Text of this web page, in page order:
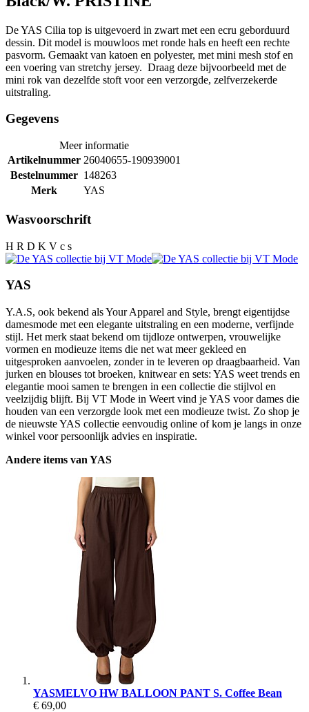
De YAS Cilia top is uitgevoerd in zwart met een ecru geborduurd
dessin. Dit model is mouwloos met ronde hals en heeft een rechte
pasvorm. Gemaakt van katoen en polyester, met mini mesh stof en
een voering van stretchy jersey. Draag deze bijvoorbeeld met de
mini rok van dezelfde stoft voor een verzorgde, zelfverzekerde
uitstraling.
Gegevens
Meer informatie
Artikelnummer 26040655-190939001
Bestelnummer 148263
Merk
YAS
Wasvoorschrift
H R D K V c s
YAS
Y.A.S, ook bekend als Your Apparel and Style, brengt eigentijdse
damesmode met een elegante uitstraling en een moderne, verfijnde
stijl. Het merk staat bekend om tijdloze ontwerpen, vrouwelijke
vormen en modieuze items die net wat meer gekleed en
uitgesproken aanvoelen, zonder in te leveren op draagbaarheid. Van
jurken en blouses tot broeken, knitwear en sets: YAS weet trends en
elegantie mooi samen te brengen in een collectie die stijlvol en
veelzijdig blijft. Bij VT Mode in Weert vind je YAS voor dames die
houden van een verzorgde look met een modieuze twist. Zo shop je
de nieuwste YAS collectie eenvoudig online of kom je langs in onze
winkel voor persoonlijk advies en inspiratie.
Andere items van YAS
YASMELVO HW BALLOON PANT S. Coffee Bean
€ 69,00